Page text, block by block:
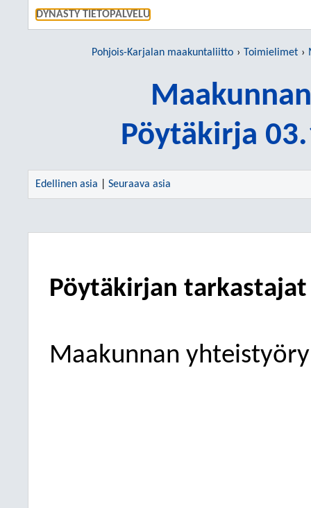
DYNASTY TIETOPALVELU
Pohjois-Karjalan maakuntaliitto Toimielimet
Pöytäkirja
Edellinen asia Seuraava asia
Pöytäkirjan tarkastajat
Maakunnan